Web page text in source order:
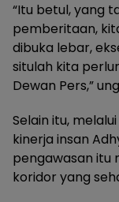
“Itu betul, yang
pemberitaan,
dibuka lebar,
situlah kita
Dewan Pers,”
Selain itu,
kinerja insan
pengawasan itu
koridor yang